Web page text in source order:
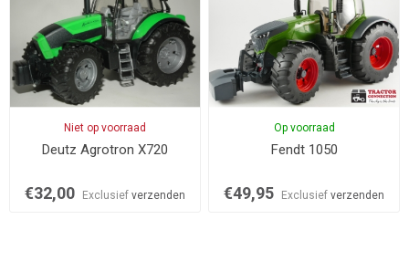
Niet op voorraad
Deutz Agrotron X720
€32,00 Exclusief verzenden
Op voorraad
Fendt 1050
€49,95 Exclusiefverzenden